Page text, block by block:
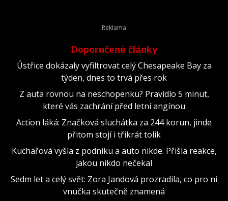
Doporučené články
Ústřice dokázaly vyfiltrovat celý Chesapeake Bay za
týden, dnes to trvá přes rok
Z auta rovnou na neschopenku? Pravidlo 5 minut,
které vás zachrání před letní angínou
Action láká: Značková sluchátka za 244 korun, jinde
přitom stojí i třikrát tolik
Kuchařová vyšla z podniku a auto nikde. Přišla reakce,
jakou nikdo nečekal
Sedm let a celý svět: Zora Jandová prozradila, co pro ni
vnučka skutečně znamená